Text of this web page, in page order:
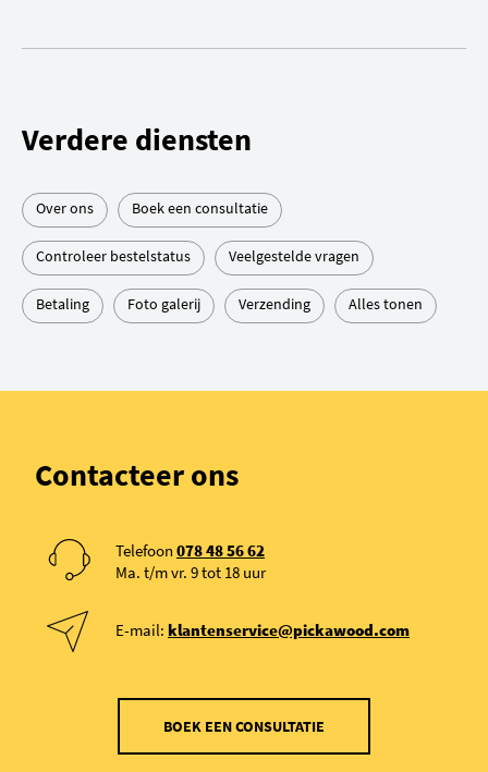
Verdere diensten
Over ons Boek een consultatie
Controleer bestelstatus Veelgestelde vragen
Betaling Foto galerij Verzending Alles tonen
Contacteer ons
Telefoon 078 48 56 62
Ma. t/m vr. 9 tot 18 uur
E-mail: klantenservice@pickawood.com
BOEK EEN CONSULTATIE